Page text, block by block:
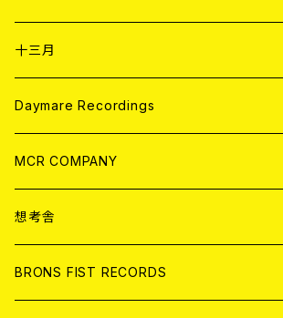
ANALOG
アパレル
CD
ANALOG
十三月
CD
ANALOG
Daymare Recordings
CD
ANALOG
MCR COMPANY
CD
アパレル
想考舎
BRONS FIST RECORDS